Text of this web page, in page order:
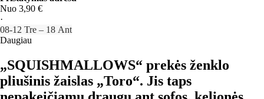
Nuo 3,90 €
·
08‑12 Tre – 18 Ant
Daugiau
„SQUISHMALLOWS“ prekės ženklo
pliušinis žaislas „Toro“. Jis taps